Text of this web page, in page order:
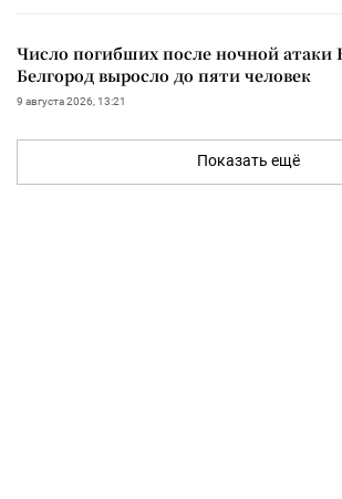
Число погибших после ночной атаки
Белгород выросло до пяти человек
9 августа 2026, 13:21
Показать ещё